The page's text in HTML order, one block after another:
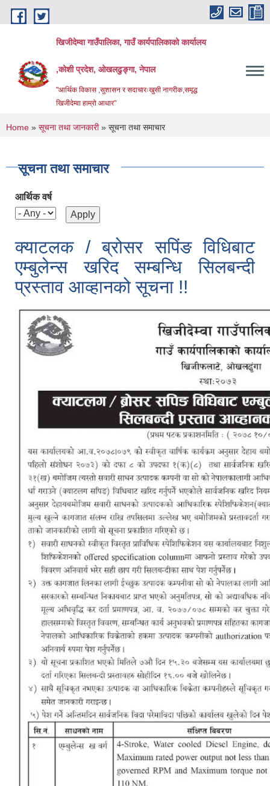
Skip to main content
खिजीदेम्वा गाउँपालिका, गाउँ कार्यपालिकाको कार्यालय
,कोशी प्रदेश, ओखलढुङ्गा, नेपाल
"आर्थिक विकास ,सुशासन र सदाचारःखुसी नागरीक,समृद्ध
खिजीदेम्वा हाम्रो आधार"
You are here
Home » सूचना तथा जानकारी» सूचना तथा समाचार
सूचना तथा समाचार
आर्थिक वर्ष
क्याटलक / ब्रोसर सपिंङ विधिबाट
एम्बुलेन्स खरिद सम्बन्धि सिलबन्दी
प्रस्ताव आव्हानको सूचना !!